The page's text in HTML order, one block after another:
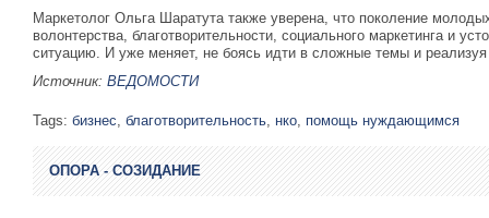
Маркетолог Ольга Шаратута также уверена, что поколение
волонтерства, благотворительности, социального маркетинга и
ситуацию. И уже меняет, не боясь идти в сложные темы и
Источник: ВЕДОМОСТИ
Tags: бизнес, благотворительность, нко, помощь нуждающимся
ОПОРА - СОЗИДАНИЕ